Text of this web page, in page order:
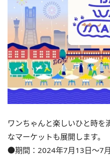
ワンちゃんと楽しいひと時
なマーケットも展開します。
●期間：2024年7月13日〜7